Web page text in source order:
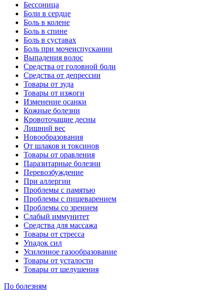
Бессоница
Боли в сердце
Боль в колене
Боль в спине
Боль в суставах
Боль при мочеиспускании
Выпадения волос
Средства от головной боли
Средства от депрессии
Товары от зуда
Товары от изжоги
Изменение осанки
Кожные болезни
Кровоточащие десны
Лишний вес
Новообразования
От шлаков и токсинов
Товары от оравления
Паразитарные болезни
Перевозбуждение
При аллергии
Проблемы с памятью
Проблемы с пищеварением
Проблемы со зрением
Слабый иммунитет
Средства для массажа
Товары от стресса
Упадок сил
Усиленное газообразование
Товары от усталости
Товары от шелушения
По болезням